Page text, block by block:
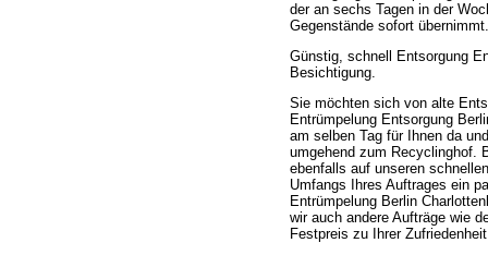
der an sechs Tagen in der
Gegenstände sofort übernimmt.
Günstig, schnell Entsorgung
Besichtigung.
Sie möchten sich von alte
Entrümpelung Entsorgung
am selben Tag für Ihnen da
umgehend zum Recyclinghof.
ebenfalls auf unseren
Umfangs Ihres Auftrages ein
Entrümpelung Berlin
wir auch andere Aufträge wie
Festpreis zu Ihrer